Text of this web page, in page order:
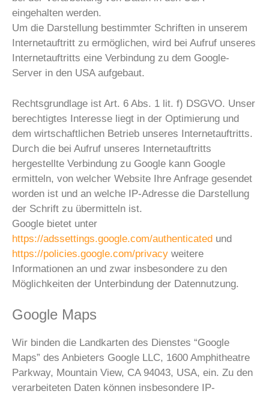
eingehalten werden.
Um die Darstellung bestimmter Schriften in unserem
Internetauftritt zu ermöglichen, wird bei Aufruf unseres
Internetauftritts eine Verbindung zu dem Google-
Server in den USA aufgebaut.
Rechtsgrundlage ist Art. 6 Abs. 1 lit. f) DSGVO. Unser
berechtigtes Interesse liegt in der Optimierung und
dem wirtschaftlichen Betrieb unseres Internetauftritts.
Durch die bei Aufruf unseres Internetauftritts
hergestellte Verbindung zu Google kann Google
ermitteln, von welcher Website Ihre Anfrage gesendet
worden ist und an welche IP-Adresse die Darstellung
der Schrift zu übermitteln ist.
Google bietet unter
https://adssettings.google.com/authenticated und
https://policies.google.com/privacy weitere
Informationen an und zwar insbesondere zu den
Möglichkeiten der Unterbindung der Datennutzung.
Google Maps
Wir binden die Landkarten des Dienstes “Google
Maps” des Anbieters Google LLC, 1600 Amphitheatre
Parkway, Mountain View, CA 94043, USA, ein. Zu den
verarbeiteten Daten können insbesondere IP-